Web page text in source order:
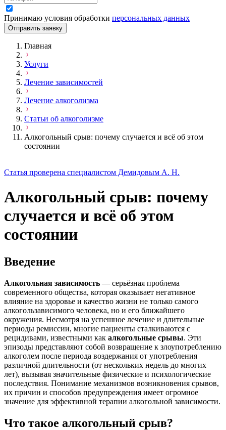
Принимаю условия обработки персональных данных
Отправить заявку
Главная
Услуги
Лечение зависимостей
Лечение алкоголизма
Статьи об алкоголизме
Алкогольный срыв: почему случается и всё об этом
состоянии
Статья проверена специалистом Демидовым А. Н.
Алкогольный срыв: почему
случается и всё об этом
состоянии
Введение
Алкогольная зависимость — серьёзная проблема
современного общества, которая оказывает негативное
влияние на здоровье и качество жизни не только самого
алкогользависимого человека, но и его ближайшего
окружения. Несмотря на успешное лечение и длительные
периоды ремиссии, многие пациенты сталкиваются с
рецидивами, известными как алкогольные срывы. Эти
эпизоды представляют собой возвращение к злоупотреблению
алкоголем после периода воздержания от употребления
различной длительности (от нескольких недель до многих
лет), вызывая значительные физические и психологические
последствия. Понимание механизмов возникновения срывов,
их причин и способов предупреждения имеет огромное
значение для эффективной терапии алкогольной зависимости.
Что такое алкогольный срыв?